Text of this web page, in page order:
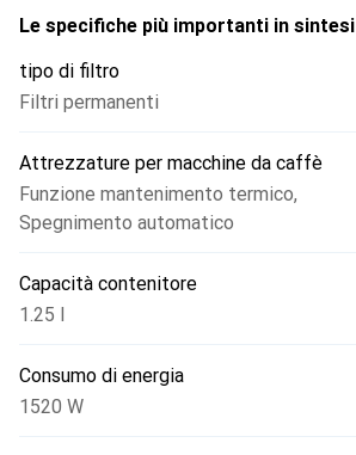
Le specifiche più importanti in sintesi
tipo di filtro
Filtri permanenti
Attrezzature per macchine da caffè
Funzione mantenimento termico,
Spegnimento automatico
Capacità contenitore
1.25 l
Consumo di energia
1520 W